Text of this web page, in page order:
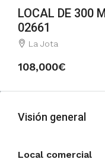
LOCAL DE 300
02661
La Jota
108,000€
Visión general
Local comercial